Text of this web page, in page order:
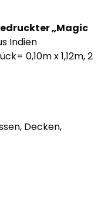
„Magic
Indien
0,10m x 1,12m, 2
Decken,